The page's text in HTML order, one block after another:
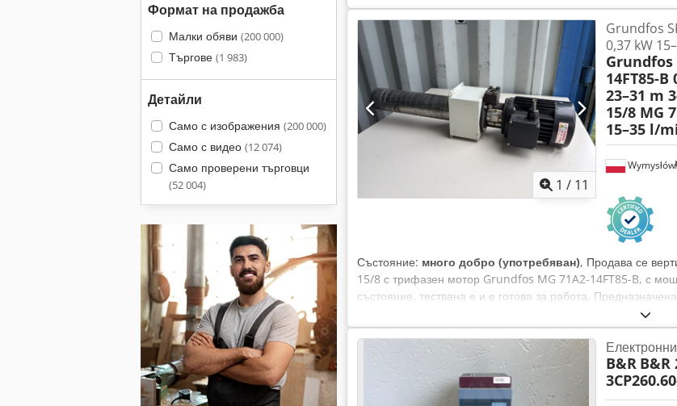
Формат на продажба
Малки обяви (200 000)
Търгове (1 983)
Детайли
Само с изображения (200 000)
Само с видео (12 074)
Само проверени търговци
(52 004) 1 / 11
Wymysłów
Grundfos
0,37 kW
Grundfos
14FT85-
23–31 m
15/8 MG
15–35 l/
Състояние: много добро (употребяван), Продава се
15/8 с трифазен мотор Grundfos MG 71A2-14FT85-B, с
състояние, тествана е и е готова за работа.
емулсии, технологична вода и други течности,
нормални следи от употреба. Данни за помпата:
CVUV Производителност: 15–35 л/мин Напор: 23–31 м
Grundfos Cedpfx Ajzn N Aujckjha Тип: MG 71A2-14FT85-
346–380 V Y Честота: 50 Hz Номинален ток: 1,92 / 1,10 A
Коефициент на мощността (cos φ): 0,82–0,75 Степен на
B&R B&R